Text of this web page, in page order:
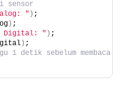
sensor
" ) ;
) ;
" ) ;
) ;
1 detik sebelum membaca